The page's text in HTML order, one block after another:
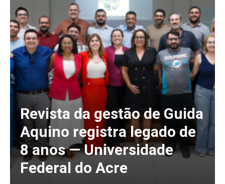
Revista da gestão de Guida
Aquino registra legado de
8 anos — Universidade
Federal do Acre